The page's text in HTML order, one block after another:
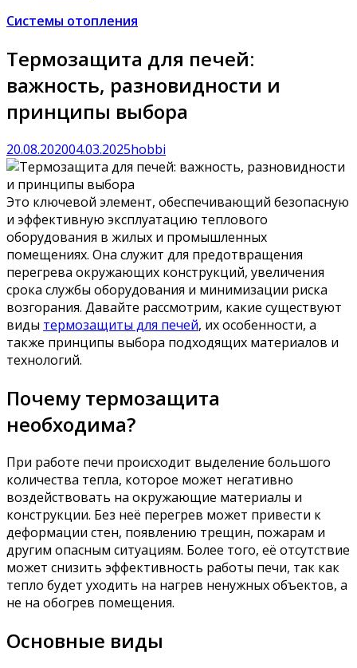
Системы отопления
Термозащита для печей:
важность, разновидности и
принципы выбора
20.08.202004.03.2025hobbi
Это ключевой элемент, обеспечивающий безопасную
и эффективную эксплуатацию теплового
оборудования в жилых и промышленных
помещениях. Она служит для предотвращения
перегрева окружающих конструкций, увеличения
срока службы оборудования и минимизации риска
возгорания. Давайте рассмотрим, какие существуют
виды термозащиты для печей, их особенности, а
также принципы выбора подходящих материалов и
технологий.
Почему термозащита
необходима?
При работе печи происходит выделение большого
количества тепла, которое может негативно
воздействовать на окружающие материалы и
конструкции. Без неё перегрев может привести к
деформации стен, появлению трещин, пожарам и
другим опасным ситуациям. Более того, её отсутствие
может снизить эффективность работы печи, так как
тепло будет уходить на нагрев ненужных объектов, а
не на обогрев помещения.
Основные виды